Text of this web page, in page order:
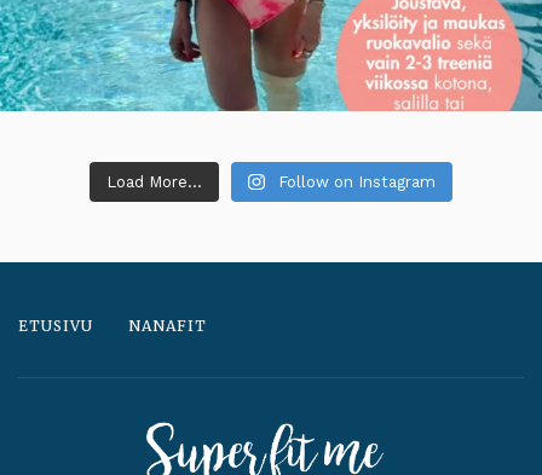
Load More... Follow on Instagram
ETUSIVU NANAFIT